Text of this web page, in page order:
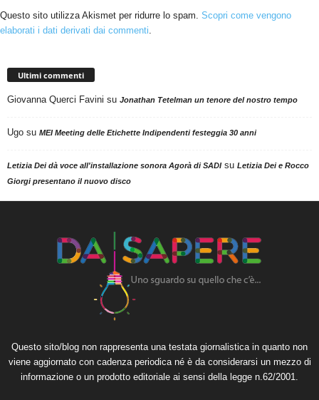
Questo sito utilizza Akismet per ridurre lo spam. Scopri come vengono
elaborati i dati derivati dai commenti
Ultimi commenti
Giovanna Querci Favini su Jonathan Tetelman un tenore del nostro tempo
Ugo su MEI Meeting delle Etichette Indipendenti festeggia 30 anni
Letizia Dei dà voce all'installazione sonora Agorà di SADIsu Letizia Dei e Rocco
Giorgi presentano il nuovo disco
Questo sito/blog non rappresenta una testata giornalistica in quanto non
viene aggiornato con cadenza periodica né è da considerarsi un mezzo di
informazione o un prodotto editoriale ai sensi della legge n.62/2001.